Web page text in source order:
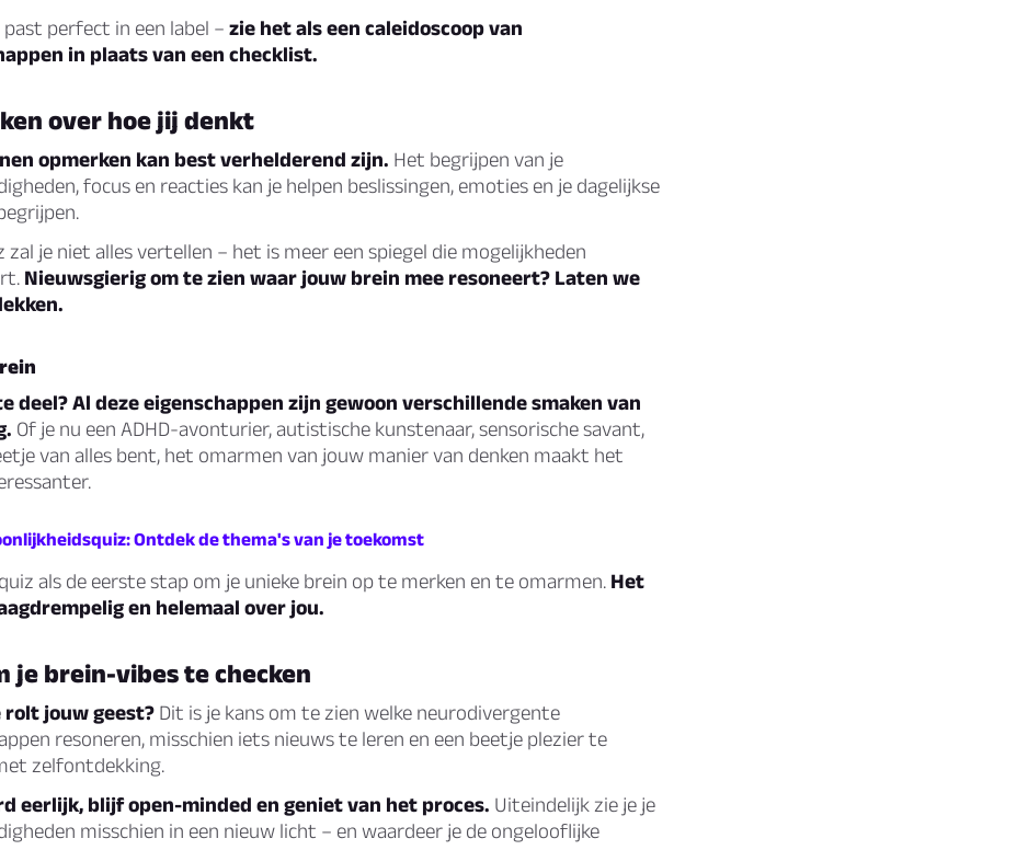
past perfect in een label – zie het als een caleidoscoop van
in plaats van een checklist.
over hoe jij denkt
opmerken kan best verhelderend zijn. Het begrijpen van je
focus en reacties kan je helpen beslissingen, emoties en je dagelijkse
zal je niet alles vertellen – het is meer een spiegel die mogelijkheden
Nieuwsgierig om te zien waar jouw brein mee resoneert? Laten we
deel? Al deze eigenschappen zijn gewoon verschillende smaken van
Of je nu een ADHD-avonturier, autistische kunstenaar, sensorische savant,
van alles bent, het omarmen van jouw manier van denken maakt het
Ontdek de thema's van je toekomst
als de eerste stap om je unieke brein op te merken en te omarmen. Het
en helemaal over jou.
je brein-vibes te checken
rolt jouw geest? Dit is je kans om te zien welke neurodivergente
resoneren, misschien iets nieuws te leren en een beetje plezier te
zelfontdekking.
eerlijk, blijf open-minded en geniet van het proces. Uiteindelijk zie je je
misschien in een nieuw licht – en waardeer je de ongelooflijke